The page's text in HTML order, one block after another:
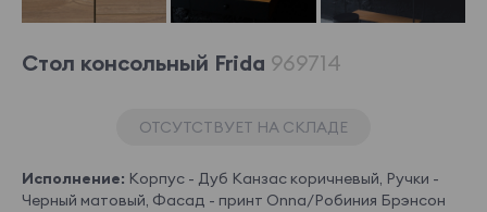
Стол консольный Frida 969714
ОТСУТСТВУЕТ НА СКЛАДЕ
Исполнение: Корпус - Дуб Канзас коричневый, Ручки -
Черный матовый, Фасад - принт Onna/Робиния Брэнсон